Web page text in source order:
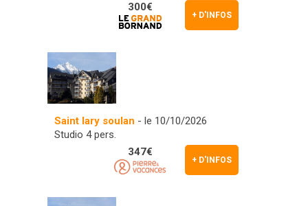
+ D'INFOS
300€
Saint lary soulan - le 10/10/2026
Studio 4 pers.
+ D'INFOS
347€